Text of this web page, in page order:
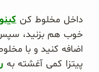
داخل مخلوط کن
خوب هم بزنید، سپس
اضافه کنید و با
پیتزا کمی آغشته به